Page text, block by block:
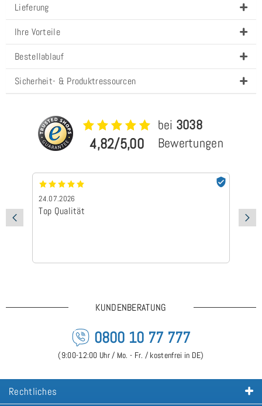
Lieferung
Ihre Vorteile
Bestellablauf
Sicherheit- & Produktressourcen
4,82/5,00
bei 3038
Bewertungen
24.07.2026
Top Qualität
KUNDENBERATUNG
0800 10 77 777
(9:00-12:00 Uhr / Mo. - Fr. / kostenfrei in DE)
Rechtliches